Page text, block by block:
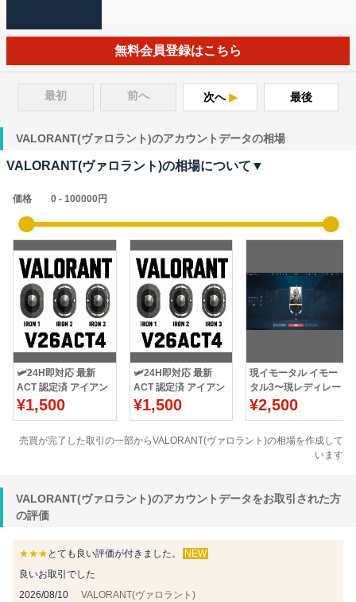
無料会員登録はこちら
最初 前へ 次へ 最後
VALORANT(ヴァロラント)のアカウントデータの相場
VALORANT(ヴァロラント)の相場について▼
価格
🛩️24H即対応 最新
ACT 認定済 アイアン
✨初期垢＆Welcome
📧付
¥1,500
🛩️24H即対応 最新
ACT 認定済 アイアン
✨初期垢＆Welcome
📧付
¥1,500
現イモータル イモー
タル3〜現レディレー
トアカウント
¥2,500
売買が完了した取引の一部からVALORANT(ヴァロラント)の相場を作成して
います
VALORANT(ヴァロラント)のアカウントデータをお取引された方
の評価
★★★ とても良い評価が付きました。
NEW
良いお取引でした
2026/08/10
VALORANT(ヴァロラント)